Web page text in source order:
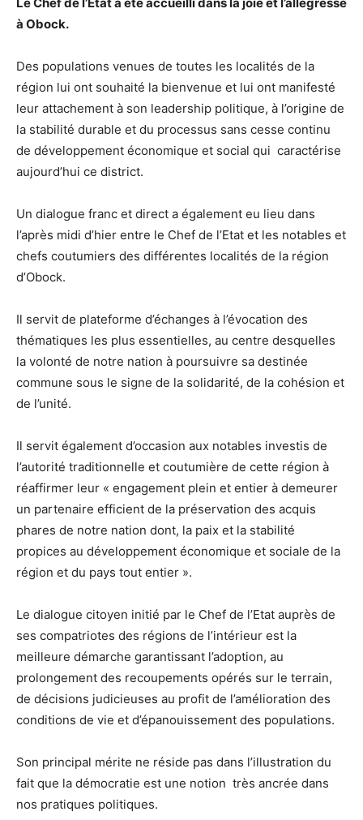
à Obock.
Des populations venues de toutes les localités de la
région lui ont souhaité la bienvenue et lui ont manifesté
leur attachement à son leadership politique, à l’origine de
la stabilité durable et du processus sans cesse continu
de développement économique et social qui caractérise
aujourd’hui ce district.
Un dialogue franc et direct a également eu lieu dans
l’après midi d’hier entre le Chef de l’Etat et les notables et
chefs coutumiers des différentes localités de la région
d’Obock.
Il servit de plateforme d’échanges à l’évocation des
thématiques les plus essentielles, au centre desquelles
la volonté de notre nation à poursuivre sa destinée
commune sous le signe de la solidarité, de la cohésion et
de l’unité.
Il servit également d’occasion aux notables investis de
l’autorité traditionnelle et coutumière de cette région à
réaffirmer leur « engagement plein et entier à demeurer
un partenaire efficient de la préservation des acquis
phares de notre nation dont, la paix et la stabilité
propices au développement économique et sociale de la
région et du pays tout entier ».
Le dialogue citoyen initié par le Chef de l’Etat auprès de
ses compatriotes des régions de l’intérieur est la
meilleure démarche garantissant l’adoption, au
prolongement des recoupements opérés sur le terrain,
de décisions judicieuses au profit de l’amélioration des
conditions de vie et d’épanouissement des populations.
Son principal mérite ne réside pas dans l’illustration du
fait que la démocratie est une notion très ancrée dans
nos pratiques politiques.